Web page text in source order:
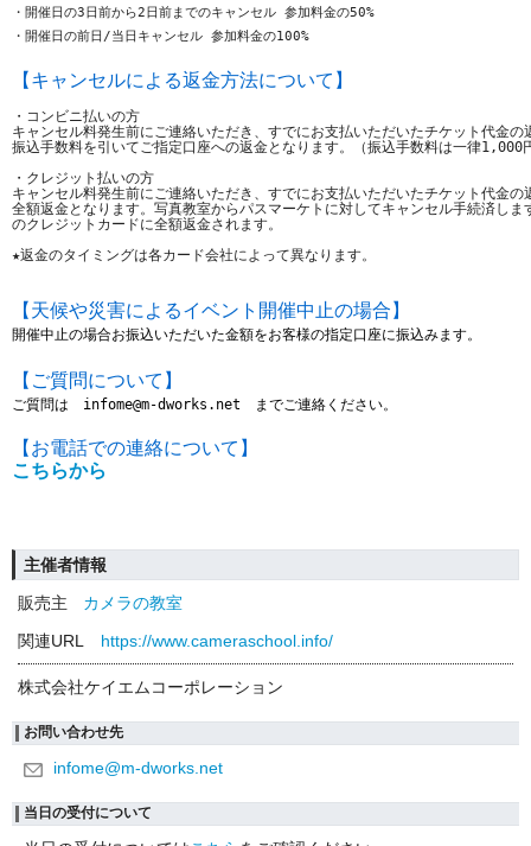
・開催日の3日前から2日前までのキャンセル 参加料金の50%
・開催日の前日/当日キャンセル 参加料金の100%
【キャンセルによる返金方法について】
・コンビニ払いの方
キャンセル料発生前にご連絡いただき、すでにお支払いただいたチケット代金の
振込手数料を引いてご指定口座への返金となります。（振込手数料は一律1,000
・クレジット払いの方
キャンセル料発生前にご連絡いただき、すでにお支払いただいたチケット代金の
全額返金となります。写真教室からパスマーケトに対してキャンセル手続済しま
のクレジットカードに全額返金されます。
★返金のタイミングは各カード会社によって異なります。
【天候や災害によるイベント開催中止の場合】
開催中止の場合お振込いただいた金額をお客様の指定口座に振込みます。
【ご質問について】
ご質問は　infome@m-dworks.net　までご連絡ください。
【お電話での連絡について】
こちらから
主催者情報
販売主
カメラの教室
関連URL
https://www.cameraschool.info/
株式会社ケイエムコーポレーション
お問い合わせ先
infome@m-dworks.net
当日の受付について